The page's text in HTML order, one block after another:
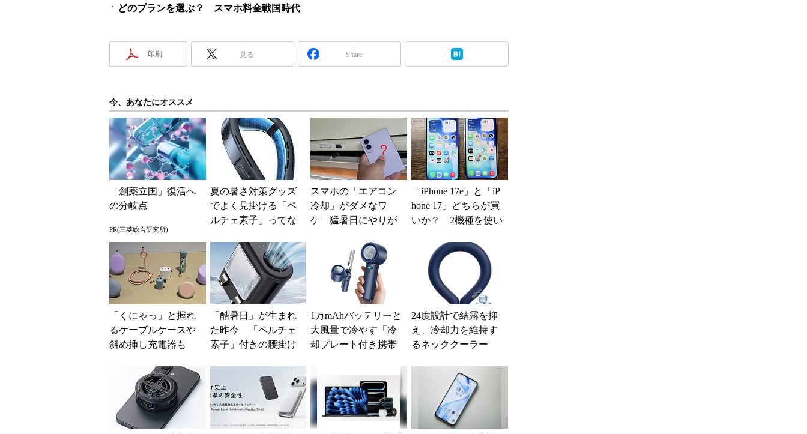
どのプランを選ぶ？ スマホ料金戦国時代
印刷 見る Share
今、あなたにオススメ
「創薬立国」復活へ
の分岐点
PR(三菱総合研究所)
夏の暑さ対策グッズ
でよく見掛ける「ペ
ルチェ素子」ってな
めの注意点も
スマホの「エアコン
冷却」がダメなワ
ケ 猛暑日にやりが
と正しい冷やし方
「iPhone 17e」と「iP
hone 17」どちらが買
いか？ 2機種を使い
「くにゃっ」と握れ
るケーブルケースや
斜め挿し充電器も
ランド「soft」のアイ
デア...
「酷暑日」が生まれ
た昨今 「ペルチェ
素子」付きの腰掛け
1万mAhバッテリーと
大風量で冷やす「冷
却プレート付き携帯
の3499円に
24度設計で結露を抑
え、冷却力を維持す
るネッククーラー